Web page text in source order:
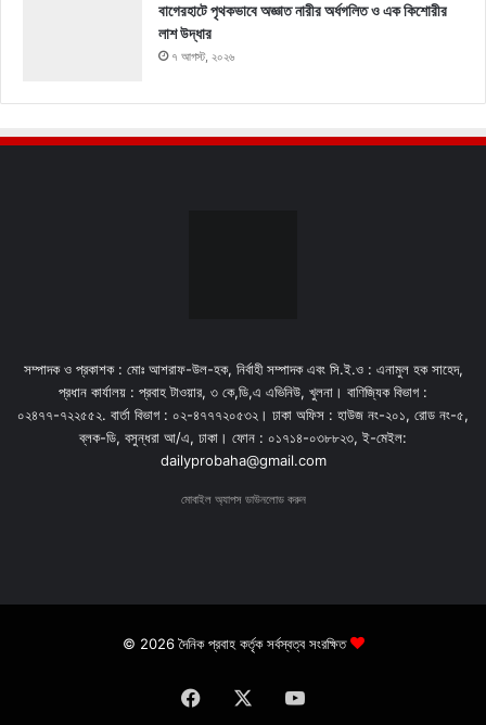
বাগেরহাটে পৃথকভাবে অজ্ঞাত নারীর অর্ধগলিত ও এক কিশোরীর
লাশ উদ্ধার
৭ আগস্ট, ২০২৬
সম্পাদক ও প্রকাশক : মোঃ আশরাফ-উল-হক, নির্বাহী সম্পাদক এবং সি.ই.ও : এনামুল হক সাহেদ,
প্রধান কার্যালয় : প্রবাহ টাওয়ার, ৩ কে,ডি,এ এভিনিউ, খুলনা। বাণিজ্যিক বিভাগ :
০২৪৭৭-৭২২৫৫২. বার্তা বিভাগ : ০২-৪৭৭৭২০৫৩২। ঢাকা অফিস : হাউজ নং-২০১, রোড নং-৫,
ব্লক-ডি, বসুন্ধরা আ/এ, ঢাকা। ফোন : ০১৭১৪-০৩৮৮২৩, ই-মেইল:
dailyprobaha@gmail.com
মোবাইল অ্যাপস ডাউনলোড করুন
© 2026 দৈনিক প্রবাহ কর্তৃক সর্বস্বত্ব সংরক্ষিত
Facebook